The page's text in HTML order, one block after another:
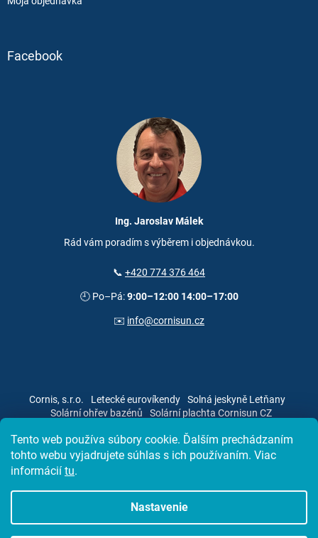
Tento web používa súbory cookie. Ďalším prechádzaním
tohto webu vyjadrujete súhlas s ich používaním. Viac
informácií tu.
Nastavenie
Facebook
Ing. Jaroslav Málek
Rád vám poradím s výběrem i objednávkou.
📞 +420 774 376 464
🕘 Po–Pá:9:00–12:00 14:00–17:00
✉️ info@cornisun.cz
Cornis, s.r.o. Letecké eurovíkendy
Solná jeskyně Letňany
Solární ohřev bazénů
Solární plachta Cornisun CZ
Copyright 2026Solárna plachta CorniSun. Všetky práva